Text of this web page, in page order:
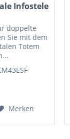
Infostele
doppelte
Sie mit dem
Totem
Merken